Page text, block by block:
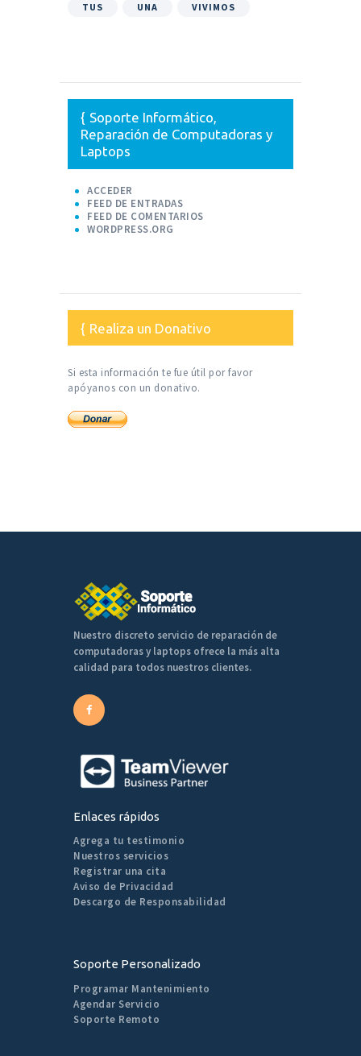
TUS UNA VIVIMOS
Soporte Informático,
Reparación de Computadoras y
Laptops
ACCEDER
FEED DE ENTRADAS
FEED DE COMENTARIOS
WORDPRESS.ORG
Realiza un Donativo
Si esta información te fue útil por favor
apóyanos con un donativo.
Nuestro discreto servicio de reparación de
computadoras y laptops ofrece la más alta
calidad para todos nuestros clientes.
Enlaces rápidos
Agrega tu testimonio
Nuestros servicios
Registrar una cita
Aviso de Privacidad
Descargo de Responsabilidad
Soporte Personalizado
Programar Mantenimiento
Agendar Servicio
Soporte Remoto